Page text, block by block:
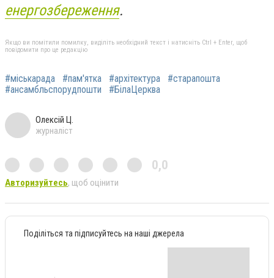
енергозбереження.
Якщо ви помітили помилку, виділіть необхідний текст і натисніть Ctrl + Enter, щоб
повідомити про це редакцію
#міськарада #пам'ятка #архітектура
#старапошта
#ансамбльспорудпошти
#БілаЦерква
Олексій Ц.
журналіст
0,0
Авторизуйтесь, щоб оцінити
Поділіться та підписуйтесь на наші джерела